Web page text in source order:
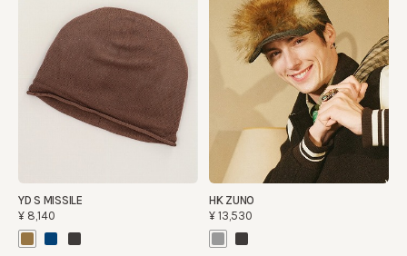
YD S MISSILE
¥8,140
HK ZUNO
¥13,530